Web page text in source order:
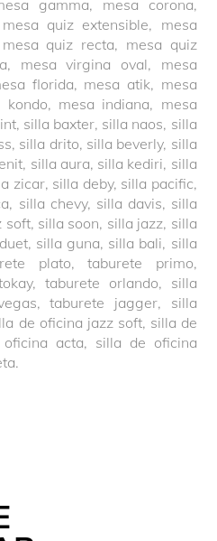
gamma, mesa corona,
quiz extensible, mesa
quiz recta, mesa quiz
mesa virgina oval, mesa
florida, mesa atik, mesa
mesa indiana, mesa
silla baxter, silla naos, silla
silla drito, silla beverly, silla
silla aura, silla kediri, silla
zicar, silla deby, silla pacific,
silla chevy, silla davis, silla
silla soon, silla jazz, silla
silla guna, silla bali, silla
plato, taburete primo,
taburete orlando, silla
taburete jagger, silla
de oficina jazz soft, silla de
acta, silla de oficina